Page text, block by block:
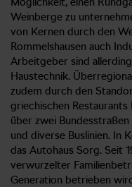
Weinberge zu
von Kernen durch den
Rommelshausen auch
Arbeitgeber sind
Haustechnik.
zudem durch den
griechischen
über zwei
und diverse Buslinien. In
das Autohaus Sorg. Seit
verwurzelter
Generation betrieben